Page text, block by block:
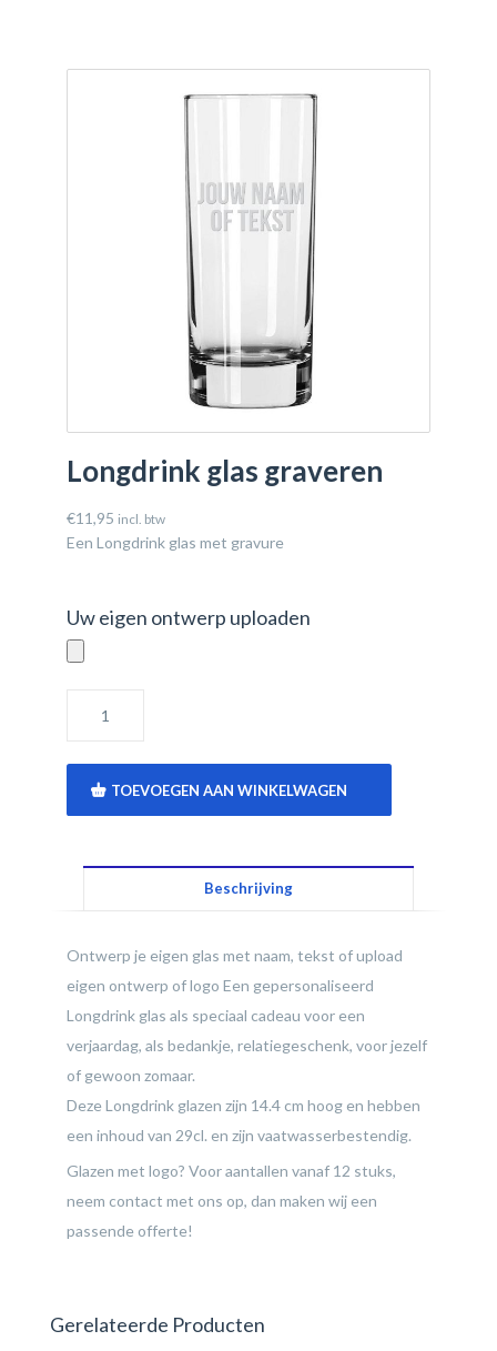
Longdrink glas graveren
€11,95 incl. btw
Een Longdrink glas met gravure
Uw eigen ontwerp uploaden
TOEVOEGEN AAN WINKELWAGEN
Beschrijving
Ontwerp je eigen glas met naam, tekst of upload
eigen ontwerp of logo Een gepersonaliseerd
Longdrink glas als speciaal cadeau voor een
verjaardag, als bedankje, relatiegeschenk, voor jezelf
of gewoon zomaar.
Deze Longdrink glazen zijn 14.4 cm hoog en hebben
een inhoud van 29cl. en zijn vaatwasserbestendig.
Glazen met logo? Voor aantallen vanaf 12 stuks,
neem contact met ons op, dan maken wij een
passende offerte!
Gerelateerde Producten